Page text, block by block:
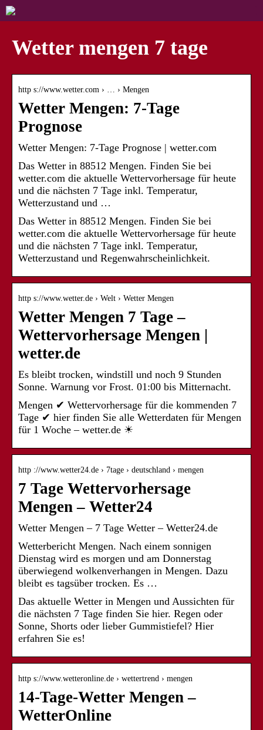
Wetter mengen 7 tage
http s://www.wetter.com › … › Mengen
Wetter Mengen: 7-Tage
Prognose
Wetter Mengen: 7-Tage Prognose | wetter.com
Das Wetter in 88512 Mengen. Finden Sie bei
wetter.com die aktuelle Wettervorhersage für heute
und die nächsten 7 Tage inkl. Temperatur,
Wetterzustand und …
Das Wetter in 88512 Mengen. Finden Sie bei
wetter.com die aktuelle Wettervorhersage für heute
und die nächsten 7 Tage inkl. Temperatur,
Wetterzustand und Regenwahrscheinlichkeit.
http s://www.wetter.de › Welt › Wetter Mengen
Wetter Mengen 7 Tage –
Wettervorhersage Mengen |
wetter.de
Es bleibt trocken, windstill und noch 9 Stunden
Sonne. Warnung vor Frost. 01:00 bis Mitternacht.
Mengen ✔ Wettervorhersage für die kommenden 7
Tage ✔ hier finden Sie alle Wetterdaten für Mengen
für 1 Woche – wetter.de ☀
http ://www.wetter24.de › 7tage › deutschland › mengen
7 Tage Wettervorhersage
Mengen – Wetter24
Wetter Mengen – 7 Tage Wetter – Wetter24.de
Wetterbericht Mengen. Nach einem sonnigen
Dienstag wird es morgen und am Donnerstag
überwiegend wolkenverhangen in Mengen. Dazu
bleibt es tagsüber trocken. Es …
Das aktuelle Wetter in Mengen und Aussichten für
die nächsten 7 Tage finden Sie hier. Regen oder
Sonne, Shorts oder lieber Gummistiefel? Hier
erfahren Sie es!
http s://www.wetteronline.de › wettertrend › mengen
14-Tage-Wetter Mengen –
WetterOnline